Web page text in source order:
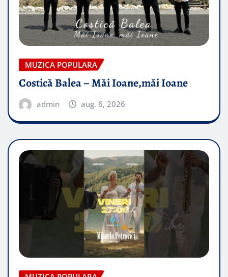
MUZICA POPULARA
Costică Balea – Măi Ioane,măi Ioane
admin aug. 6, 2026